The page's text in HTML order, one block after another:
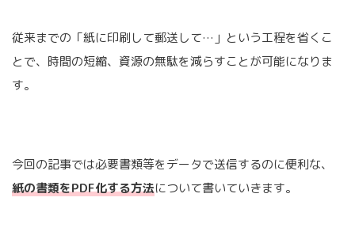
従来までの「紙に印刷して郵送して…」という工程を省くこ
とで、時間の短縮、資源の無駄を減らすことが可能になりま
す。
今回の記事では必要書類等をデータで送信するのに便利な、
紙の書類をPDF化する方法について書いていきます。